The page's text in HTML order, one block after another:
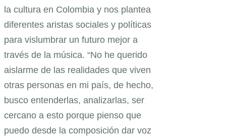
la cultura en Colombia y nos plantea
diferentes aristas sociales y políticas
para vislumbrar un futuro mejor a
través de la música. “No he querido
aislarme de las realidades que viven
otras personas en mi país, de hecho,
busco entenderlas, analizarlas, ser
cercano a esto porque pienso que
puedo desde la composición dar voz